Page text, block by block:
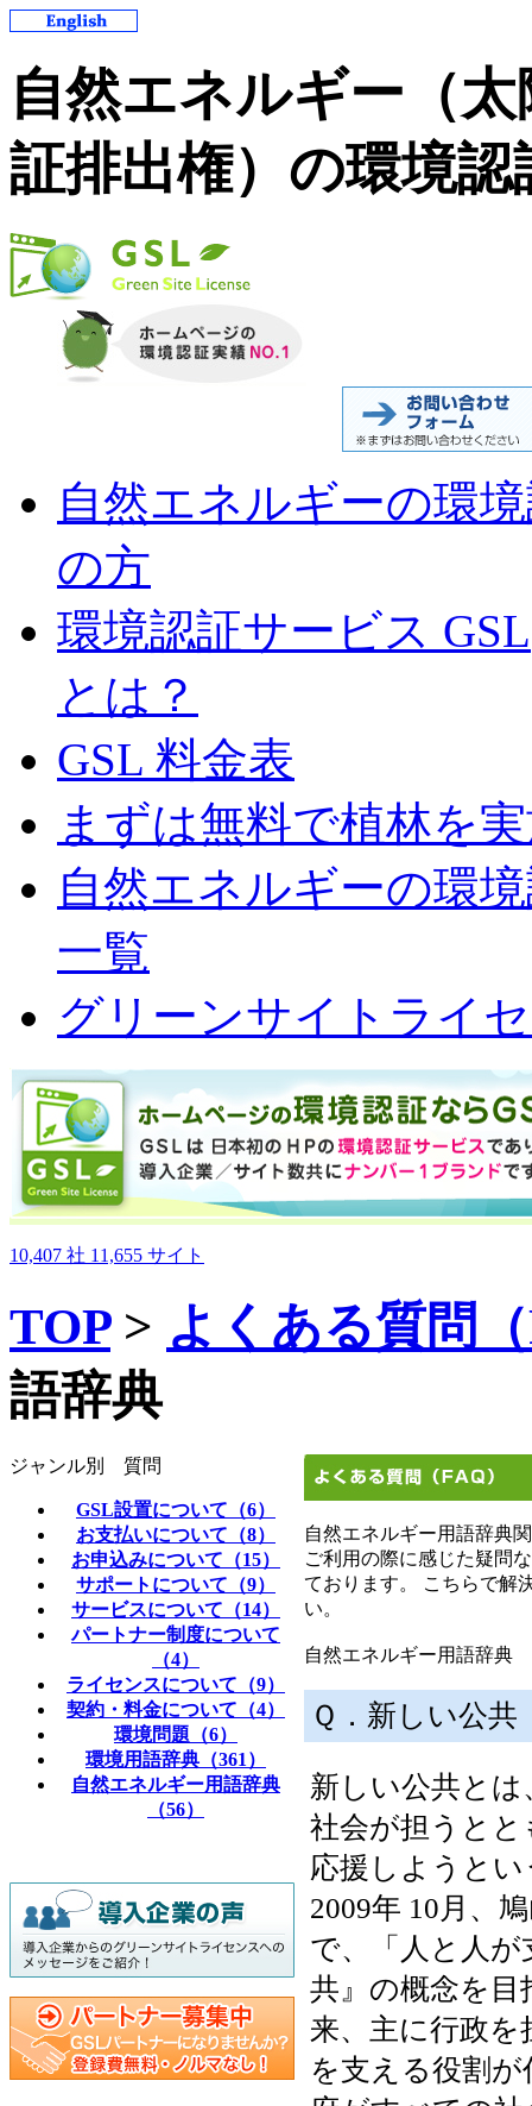
自然エネルギー（
証排出権）の環境
自然エネルギーの環
の方
環境認証サービス
とは？
GSL 料金表
まずは無料で植林を
自然エネルギーの環
一覧
グリーンサイトライ
10,407 社 11,655 サイト
TOP> よくある質問
語辞典
ジャンル別 質問
GSL設置について（6）
お支払いについて（8）
お申込みについて（15）
サポートについて（9）
サービスについて（14）
パートナー制度について
（4）
ライセンスについて（9）
契約・料金について（4）
環境問題（6）
環境用語辞典（361）
自然エネルギー用語辞典
（56）
自然エネルギー用語辞典
ご利用の際に感じた疑問
ております。 こちらで解
い。
自然エネルギー用語辞典
Ｑ．新しい公共
新しい公共と
社会が担うと
応援しようと
2009年 10月、
で、「人と人
共』の概念を
来、主に行政
を支える役割